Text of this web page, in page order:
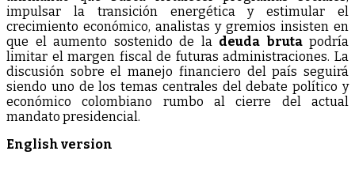
impulsar la transición energética y estimular el
crecimiento económico, analistas y gremios insisten en
que el aumento sostenido de la deuda brutapodría
limitar el margen fiscal de futuras administraciones. La
discusión sobre el manejo financiero del país seguirá
siendo uno de los temas centrales del debate político y
económico colombiano rumbo al cierre del actual
mandato presidencial.
English version